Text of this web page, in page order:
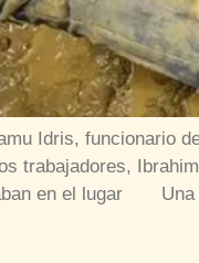
Idris, funcionario
trabajadores,
en el lugar